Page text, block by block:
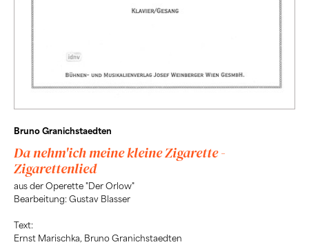
Bruno Granichstaedten
Da nehm'ich meine kleine Zigarette -
Zigarettenlied
aus der Operette "Der Orlow"
Bearbeitung: Gustav Blasser
Text:
Ernst Marischka, Bruno Granichstaedten